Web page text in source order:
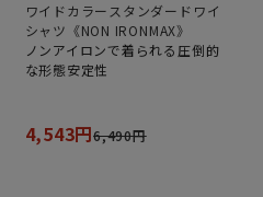
ワイドカラースタンダードワイ
シャツ《NON IRONMAX》
ノンアイロンで着られる圧倒的
な形態安定性
4,543円6,490円